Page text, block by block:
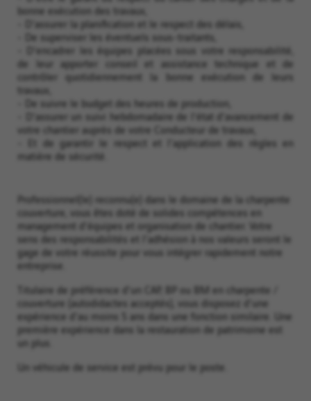
bonne exécution des travaux,
- D'assurer la planification et le respect des délais,
- De superviser les éventuels sous-traitants,
- D'encadrer les équipes placées sous votre responsabilité,
de leur apporter conseil et assistance technique et de
contrôler quotidiennement la bonne exécution de leurs
travaux,
- De suivre le budget des heures de production,
- D'assurer un suivi hebdomadaire de l'état d'avancement de
votre chantier auprès de votre Conducteur de travaux,
- Et de garantir le respect et l'application des règles en
matière de sécurité.
Professionnel(le) reconnu(e) dans le domaine de la charpente
couverture, vous êtes doté de solides compétences en
management d'équipes et organisation de chantier. Votre
sens des responsabilités et l'adhésion à nos valeurs seront le
gage de votre réussite pour vous intégrer rapidement notre
entreprise.
Titulaire de préférence d'un CAP, BP ou BM en charpente /
couverture (autodidactes acceptés), vous disposez d'une
expérience d'au moins 5 ans dans une fonction similaire. Une
première expérience dans la restauration de patrimoine est
un plus.
Un véhicule de service est prévu pour le poste.